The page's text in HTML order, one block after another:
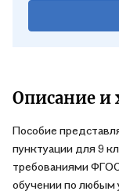
Описание и
Пособие
пунктуации для 9
требованиями
обучении по